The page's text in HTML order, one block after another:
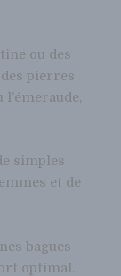
ou des
pierres
simples
et de
bagues
optimal.